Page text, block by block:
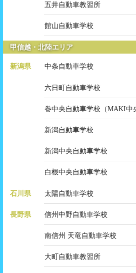
五井自動車教習所
館山自動車学校
甲信越・北陸エリア
新潟県 中条自動車学校
六日町自動車学校
巻中央自動車学校（MAKI中
新潟自動車学校
新潟中央自動車学校
白根中央自動車学校
石川県 太陽自動車学校
長野県 信州中野自動車学校
南信州 天竜自動車学校
大町自動車教習所